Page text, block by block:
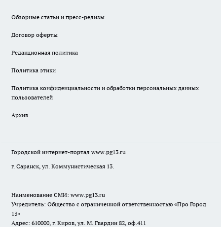
Обзорные статьи и пресс-релизы
Договор оферты
Редакционная политика
Политика этики
Политика конфиденциальности и обработки персональных данных
пользователей
Архив
Городской интернет-портал www.pg13.ru
г. Саранск, ул. Коммунистическая 13.
Наименование СМИ: www.pg13.ru
Учредитель: Общество с ограниченной ответственностью «Про Город
13»
Адрес: 610000, г. Киров, ул. М. Гвардии 82, оф.411